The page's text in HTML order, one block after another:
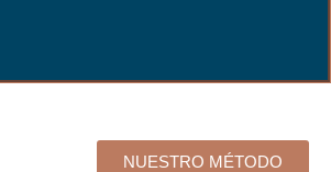
NUESTRO MÉTODO